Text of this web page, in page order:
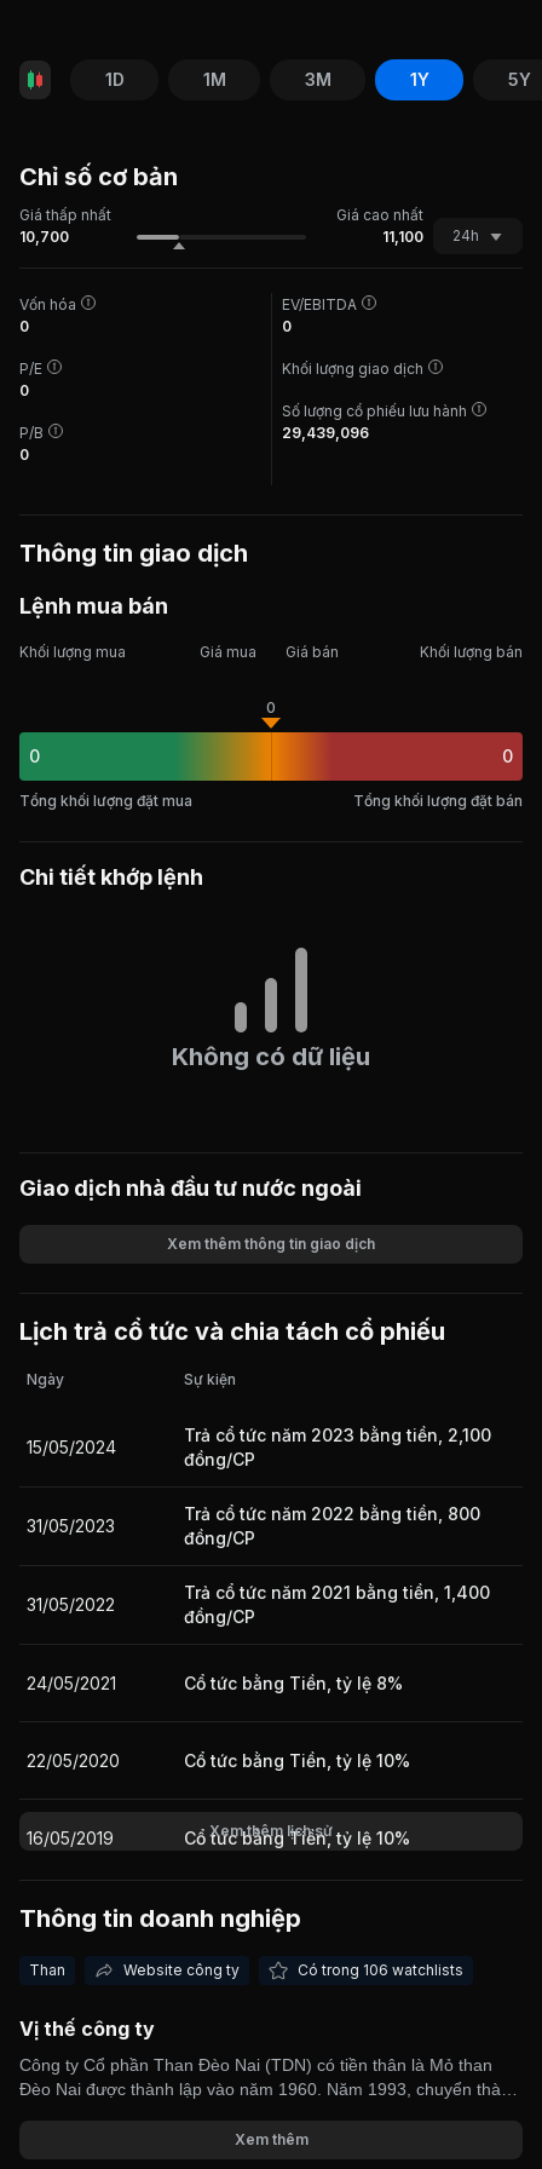
1D 1M 3M 1Y 5Y
Chỉ số cơ bản
Giá thấp nhất
Giá cao nhất
10,700
11,100 24h
Vốn hóa
0
P/E
0
P/B
0
EV/EBITDA
0
Khối lượng giao dịch
Số lượng cổ phiếu lưu hành
29,439,096
Thông tin giao dịch
Lệnh mua bán
Khối lượng mua Giá mua Giá bán Khối lượng bán
0
0
0
Tổng khối lượng đặt mua Tổng khối lượng đặt bán
Chi tiết khớp lệnh
Không có dữ liệu
Giao dịch nhà đầu tư nước ngoài
Giá trị giao dịch
Xem thêm thông tin giao dịch
Lịch trả cổ tức và chia tách cổ phiếu
Ngày Sự kiện
15/05/2024
Trả cổ tức năm 2023 bằng tiền, 2,100
đồng/CP
31/05/2023
Trả cổ tức năm 2022 bằng tiền, 800
đồng/CP
31/05/2022
Trả cổ tức năm 2021 bằng tiền, 1,400
đồng/CP
24/05/2021 Cổ tức bằng Tiền, tỷ lệ 8%
22/05/2020 Cổ tức bằng Tiền, tỷ lệ 10%
16/05/2019 Cổ tức bằng Tiền, tỷ lệ 10%
17/05/2018 Cổ tức bằng Tiền, tỷ lệ 5%
26/07/2016 Thưởng bằng Cổ phiếu, tỷ lệ 100:84
Cổ tức bằng Tiền, tỷ lệ 6%
Xem thêm lịch sử
Thông tin doanh nghiệp
Than Website công ty Có trong 106 watchlists
Vị thế công ty
Công ty Cổ phần Than Đèo Nai (TDN) có tiền thân là Mỏ than
Đèo Nai được thành lập vào năm 1960. Năm 1993, chuyển thành
sang hoạt động theo mô hình công ty cổ phần. Công ty Cổ phần
Than Đèo Nai - Vinacomin chỉ tập trung chuyên sâu hoạt động
Xem thêm